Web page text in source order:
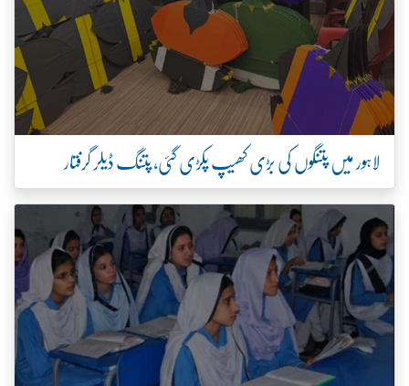
لاہور میں پتنگوں کی بڑی کھیپ پکڑی گئی، پتنگ ڈیلر گرفتار